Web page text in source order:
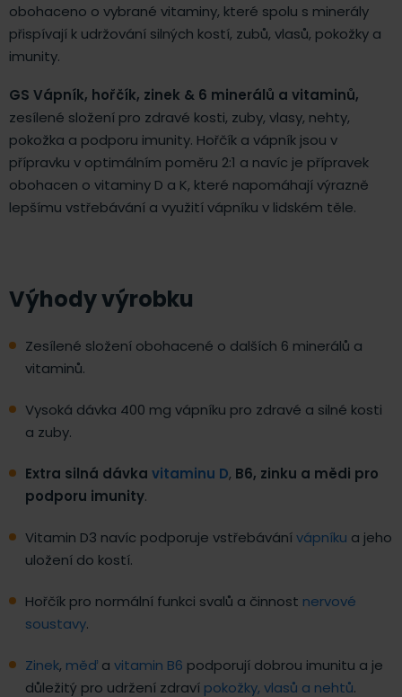
obohaceno o vybrané vitaminy, které spolu s minerály
přispívají k udržování silných kostí, zubů, vlasů, pokožky a
imunity.
GS Vápník, hořčík, zinek & 6 minerálů a vitaminů,
zesílené složení pro zdravé kosti, zuby, vlasy, nehty,
pokožka a podporu imunity. Hořčík a vápník jsou v
přípravku v optimálním poměru 2:1 a navíc je přípravek
obohacen o vitaminy D a K, které napomáhají výrazně
lepšímu vstřebávání a využití vápníku v lidském těle.
Výhody výrobku
Zesílené složení obohacené o dalších 6 minerálů a
vitaminů.
Vysoká dávka 400 mg vápníku pro zdravé a silné kosti
a zuby.
Extra silná dávka vitaminu D, B6, zinku a mědi pro
podporu imunity.
Vitamin D3 navíc podporuje vstřebávánívápníku a jeho
uložení do kostí.
Hořčík pro normální funkci svalů a činnost nervové
soustavy.
Zinek, měď a vitamin B6 podporují dobrou imunitu a je
důležitý pro udržení zdraví pokožky, vlasů a nehtů.